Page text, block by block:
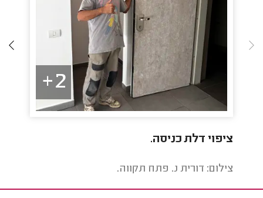
2+
ציפוי דלת כניסה.
צילום: דורית נ. פתח תקווה.